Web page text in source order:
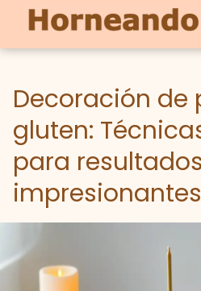
Decoración de
gluten:
para resultados
impresionantes